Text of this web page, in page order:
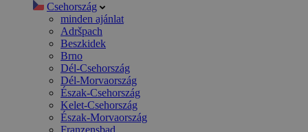
Csehország
minden ajánlat
Adršpach
Beszkidek
Brno
Dél-Csehország
Dél-Morvaország
Észak-Csehország
Kelet-Csehország
Észak-Morvaország